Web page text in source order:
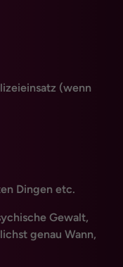
(wenn
Dingen etc.
Gewalt,
genau Wann,